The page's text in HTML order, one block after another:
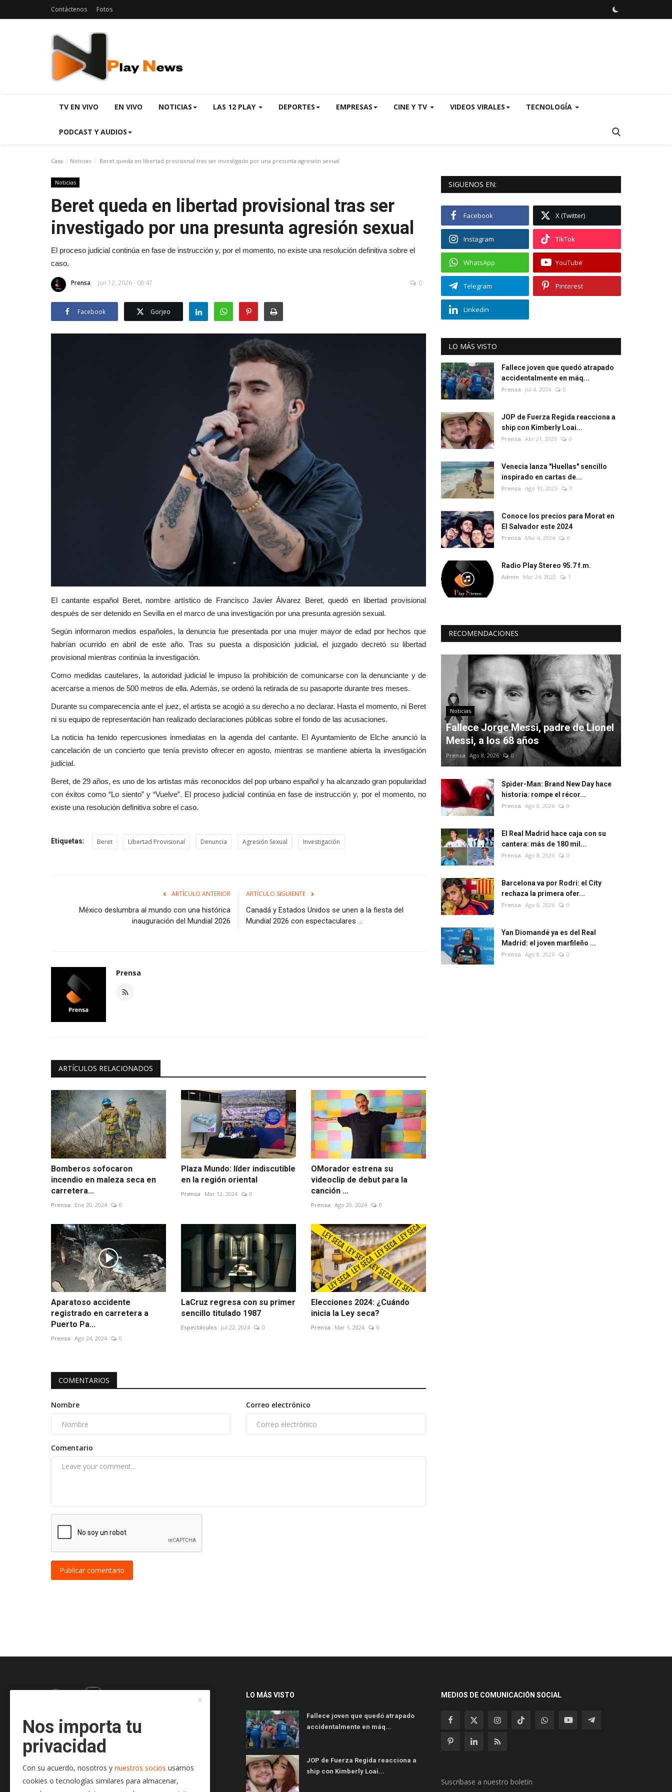
Contáctenos Fotos
TV EN VIVO EN VIVO NOTICIAS LAS 12 PLAY DEPORTES EMPRESAS CINE Y TV VIDEOS VIRALES TECNOLOGÍA
PODCAST Y AUDIOS
Casa Noticias Beret queda en libertad provisional tras ser investigado por una presunta agresión sexual
Noticias
Beret queda en libertad provisional tras ser
investigado por una presunta agresión sexual
El proceso judicial continúa en fase de instrucción y, por el momento, no existe una resolución definitiva sobre el
caso.
Prensa Jun 12, 2026 - 08:47 0
Facebook Gorjeo
El cantante español Beret, nombre artístico de Francisco Javier Álvarez Beret, quedó en libertad provisional
después de ser detenido en Sevilla en el marco de una investigación por una presunta agresión sexual.
Según informaron medios españoles, la denuncia fue presentada por una mujer mayor de edad por hechos que
habrían ocurrido en abril de este año. Tras su puesta a disposición judicial, el juzgado decretó su libertad
provisional mientras continúa la investigación.
Como medidas cautelares, la autoridad judicial le impuso la prohibición de comunicarse con la denunciante y de
acercarse a menos de 500 metros de ella. Además, se ordenó la retirada de su pasaporte durante tres meses.
Durante su comparecencia ante el juez, el artista se acogió a su derecho a no declarar. Hasta el momento, ni Beret
ni su equipo de representación han realizado declaraciones públicas sobre el fondo de las acusaciones.
La noticia ha tenido repercusiones inmediatas en la agenda del cantante. El Ayuntamiento de Elche anunció la
cancelación de un concierto que tenía previsto ofrecer en agosto, mientras se mantiene abierta la investigación
judicial.
Beret, de 29 años, es uno de los artistas más reconocidos del pop urbano español y ha alcanzado gran popularidad
con éxitos como “Lo siento” y “Vuelve”. El proceso judicial continúa en fase de instrucción y, por el momento, no
existe una resolución definitiva sobre el caso.
Etiquetas: Beret Libertad Provisional Denuncia Agresión Sexual Investigación
ARTÍCULO ANTERIOR
México deslumbra al mundo con una histórica
inauguración del Mundial 2026
ARTÍCULO SIGUIENTE
Canadá y Estados Unidos se unen a la fiesta del
Mundial 2026 con espectaculares ...
Prensa
ARTÍCULOS RELACIONADOS
Bomberos sofocaron
incendio en maleza seca en
carretera...
Prensa Ene 20, 2024 0
Plaza Mundo: líder indiscutible
en la región oriental
Prensa Mar 12, 2024 0
OMorador estrena su
videoclip de debut para la
canción ...
Prensa Ago 20, 2024 0
Aparatoso accidente
registrado en carretera a
Puerto Pa...
Prensa Ago 24, 2024 0
LaCruz regresa con su primer
sencillo titulado 1987
Espectáculos Jul 22, 2024 0
Elecciones 2024: ¿Cuándo
inicia la Ley seca?
Prensa Mar 1, 2024 0
COMENTARIOS
Nombre Correo electrónico
Comentario
Publicar comentario
SIGUENOS EN:
Facebook X (Twitter)
Instagram TikTok
WhatsApp YouTube
Telegram Pinterest
Linkedin
LO MÁS VISTO
Fallece joven que quedó atrapado
accidentalmente en máq...
Prensa Jul 4, 2024 0
JOP de Fuerza Regida reacciona a
ship con Kimberly Loai...
Prensa Abr 21, 2026 0
Venecia lanza "Huellas" sencillo
inspirado en cartas de...
Prensa Ago 10, 2025 0
Conoce los precios para Morat en
El Salvador este 2024
Prensa Mar 4, 2024 0
Radio Play Stereo 95.7 f.m.
Admin Mar 24, 2022 1
RECOMENDACIONES
Noticias
Fallece Jorge Messi, padre de Lionel
Messi, a los 68 años
Prensa Ago 8, 2026 0
Spider-Man: Brand New Day hace
historia: rompe el récor...
Prensa Ago 8, 2026 0
El Real Madrid hace caja con su
cantera: más de 180 mil...
Prensa Ago 8, 2026 0
Barcelona va por Rodri: el City
rechaza la primera ofer...
Prensa Ago 8, 2026 0
Yan Diomandé ya es del Real
Madrid: el joven marfileño ...
Prensa Ago 8, 2026 0
LO MÁS VISTO
Fallece joven que quedó atrapado
accidentalmente en máq...
JOP de Fuerza Regida reacciona a
ship con Kimberly Loai...
MEDIOS DE COMUNICACIÓN SOCIAL
Suscríbase a nuestro boletín
Nos importa tu
privacidad
Con su acuerdo, nosotros y nuestros socios usamos
cookies o tecnologías similares para almacenar,